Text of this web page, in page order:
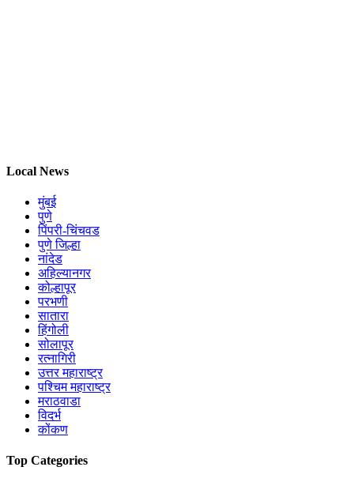
Local News
मुंबई
पुणे
पिंपरी-चिंचवड
पुणे जिल्हा
नांदेड
अहिल्यानगर
कोल्हापूर
परभणी
सातारा
हिंगोली
सोलापूर
रत्नागिरी
उत्तर महाराष्ट्र
पश्चिम महाराष्ट्र
मराठवाडा
विदर्भ
कोंकण
Top Categories